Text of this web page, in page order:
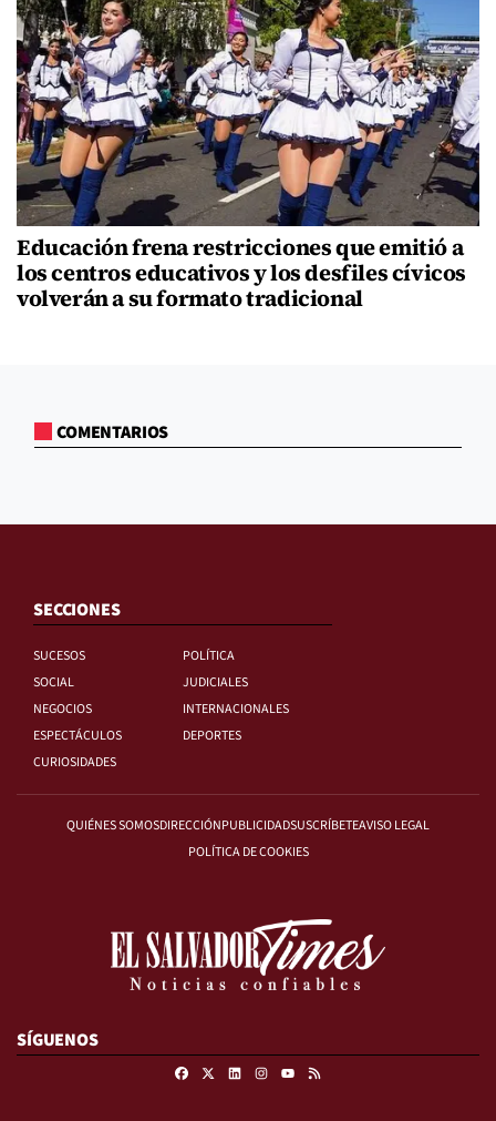
Educación frena restricciones que emitió a
los centros educativos y los desfiles cívicos
volverán a su formato tradicional
COMENTARIOS
SECCIONES
SUCESOS
POLÍTICA
SOCIAL
JUDICIALES
NEGOCIOS
INTERNACIONALES
ESPECTÁCULOS
DEPORTES
CURIOSIDADES
QUIÉNES SOMOSDIRECCIÓNPUBLICIDADSUSCRÍBETEAVISO LEGAL
POLÍTICA DE COOKIES
SÍGUENOS
FacebookLinkedinInstagram